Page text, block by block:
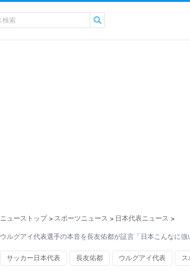
ニューストップ > スポーツニュース > 日本代表ニュース >
ウルグアイ代表選手の本音を長友佑都が証言「日本こんなに強
サッカー日本代表 長友佑都 ウルグアイ代表